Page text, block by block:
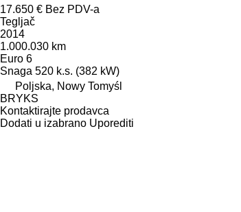
17.650 € Bez PDV-a
Tegljač
2014
1.000.030 km
Euro 6
Snaga 520 k.s. (382 kW)
Poljska, Nowy Tomyśl
BRYKS
Kontaktirajte prodavca
Dodati u izabrano Uporediti